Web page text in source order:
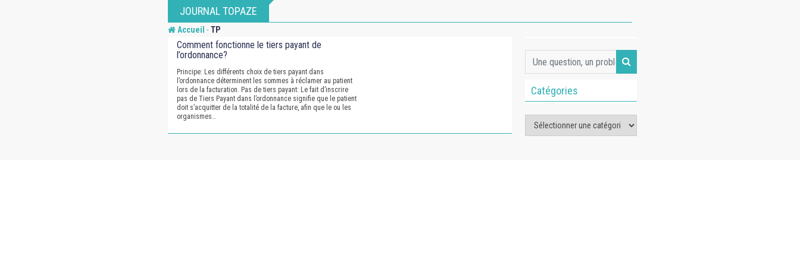
JOURNAL TOPAZE
Accueil -TP
Comment fonctionne le tiers payant de
l’ordonnance?
Principe: Les différents choix de tiers payant dans
l’ordonnance déterminent les sommes à réclamer au patient
lors de la facturation. Pas de tiers payant: Le fait d’inscrire
pas de Tiers Payant dans l’ordonnance signifie que le patient
doit s’acquitter de la totalité de la facture, afin que le ou les
organismes…
Catégories
Catégories